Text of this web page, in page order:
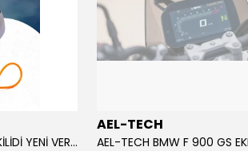
10 MM RENKLİ ALARMLI DİSK KİLİDİ YENİ VERSİYON
AEL-TECH